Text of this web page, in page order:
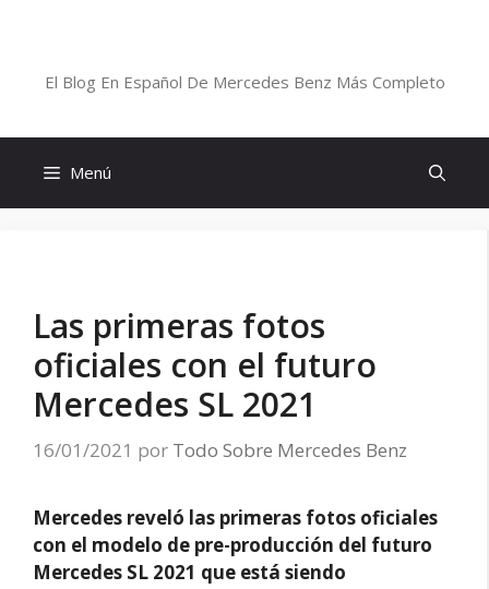
El Blog En Español De Mercedes Benz Más Completo
Menú
Las primeras fotos
oficiales con el futuro
Mercedes SL 2021
16/01/2021 por Todo Sobre Mercedes Benz
Mercedes reveló las primeras fotos oficiales
con el modelo de pre-producción del futuro
Mercedes SL 2021 que está siendo